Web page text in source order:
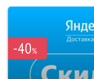
-40%